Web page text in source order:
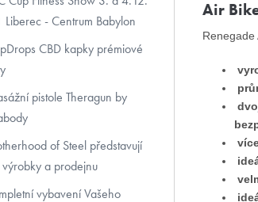
Air
Liberec - Centrum Babylon
CBD kapky prémiové
pistole Theragun by
of Steel představují
výrobky a prodejnu
vybavení Vašeho